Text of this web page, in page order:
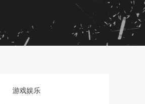
游戏娱乐